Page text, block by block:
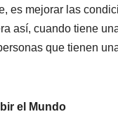
es mejorar las
así, cuando tiene
que tienen
el Mundo